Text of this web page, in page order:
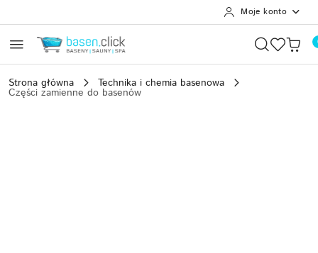
Moje konto
Strona główna Technika i chemia basenowa
Części zamienne do basenów